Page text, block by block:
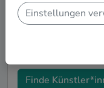
sein, dass Deine
erstrahlt. Auf
und authentische
Einweihungsparty
Finde
Einstellungen